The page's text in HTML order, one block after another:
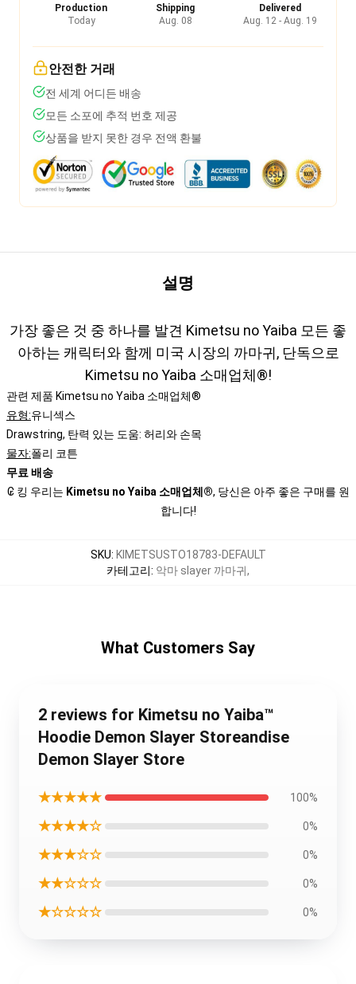
Production
Today
Shipping
Aug. 08
Delivered
Aug. 12 - Aug. 19
안전한 거래
전 세계 어디든 배송
모든 소포에 추적 번호 제공
상품을 받지 못한 경우 전액 환불
설명
가장 좋은 것 중 하나를 발견 Kimetsu no Yaiba 모든 좋
아하는 캐릭터와 함께 미국 시장의 까마귀, 단독으로
Kimetsu no Yaiba 소매업체®!
관련 제품 Kimetsu no Yaiba 소매업체®
유형:유니섹스
Drawstring, 탄력 있는 도움: 허리와 손목
물자:폴리 코튼
무료 배송
₢ 킹 우리는 Kimetsu no Yaiba 소매업체®, 당신은 아주 좋은 구매를 원
합니다!
SKU: KIMETSUSTO18783-DEFAULT
카테고리: 악마 slayer 까마귀,
What Customers Say
2 reviews for Kimetsu no Yaiba™
Hoodie Demon Slayer Storeandise
Demon Slayer Store
★★★★★ 100%
★★★★☆ 0%
★★★☆☆ 0%
★★☆☆☆ 0%
★☆☆☆☆ 0%